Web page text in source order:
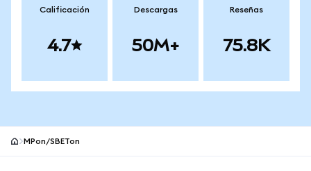
Calificación
4.7
Descargas
50M+
Reseñas
75.8K
MPon/SBETon